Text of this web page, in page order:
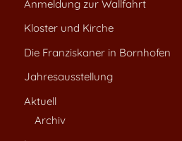
Anmeldung zur Wallfahrt
Kloster und Kirche
Die Franziskaner in Bornhofen
Jahresausstellung
Aktuell
Archiv